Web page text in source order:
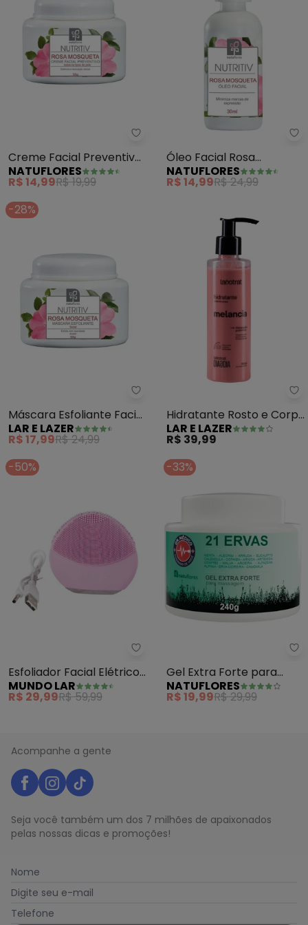
Natuflores - Creme Facial
Creme Facial Preventivo
Rosa Mosqueta 55 Gr
NATUFLORES
R$ 14,99R$ 19,99
Óleo Facial Rosa
Mosqueta Nutritiv 30 Ml
NATUFLORES
R$ 14,99R$ 24,99
-28%
Lar e Lazer - Máscara
Máscara Esfoliante Facial
Rosa Mosqueta 55 Gr
LAR E LAZER
R$ 17,99R$ 24,99
Hidratante Rosto e Corpo
Melancia
LAR E LAZER
R$ 39,99
-50%
Mundo Lar - Esfoliador Facial
Esfoliador Facial Elétrico
(Rosa) 1 Peça
MUNDO LAR
R$ 29,99R$ 59,99
-33%
Gel Extra Forte para
Massagem 21 Ervas
NATUFLORES
R$ 19,99R$ 29,99
Acompanhe a gente
Seja você também um dos 7 milhões de apaixonados
pelas nossas dicas e promoções!
Nome
Digite seu e-mail
Telefone